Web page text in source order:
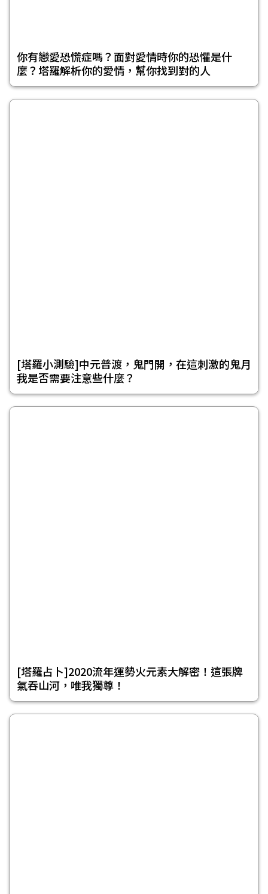
你有戀愛恐慌症嗎？面對愛情時你的恐懼是什
麼？塔羅解析你的愛情，幫你找到對的人
[塔羅小測驗]中元普渡，鬼門開，在這刺激的鬼月
我是否需要注意些什麼？
[塔羅占卜]2020流年運勢火元素大解密！這張牌
氣吞山河，唯我獨尊！